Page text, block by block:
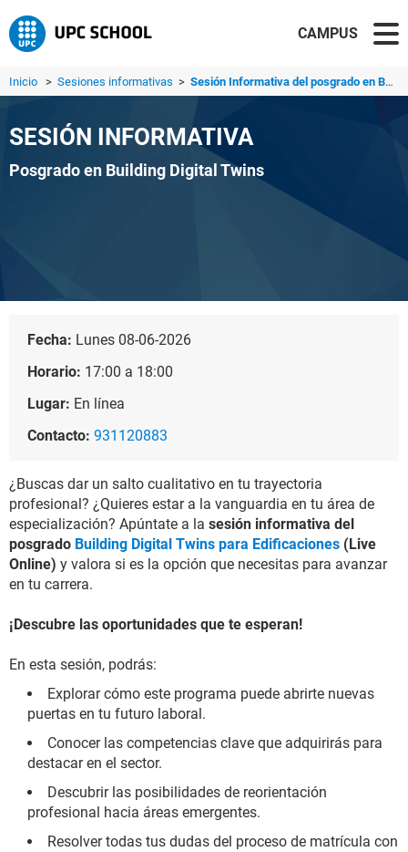
CAMPUS
Inicio > Sesiones informativas > Sesión Informativa del posgrado en Building Digital Twins...
SESIÓN INFORMATIVA
Posgrado en Building Digital Twins
Fecha: Lunes 08-06-2026
Horario: 17:00 a 18:00
Lugar: En línea
Contacto: 931120883
¿Buscas dar un salto cualitativo en tu trayectoria
profesional? ¿Quieres estar a la vanguardia en tu área de
especialización? Apúntate a la sesión informativa del
posgrado Building Digital Twins para Edificaciones (Live
Online) y valora si es la opción que necesitas para avanzar
en tu carrera.
¡Descubre las oportunidades que te esperan!
En esta sesión, podrás:
Explorar cómo este programa puede abrirte nuevas
puertas en tu futuro laboral.
Conocer las competencias clave que adquirirás para
destacar en el sector.
Descubrir las posibilidades de reorientación
profesional hacia áreas emergentes.
Resolver todas tus dudas del proceso de matrícula con